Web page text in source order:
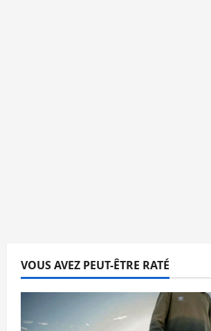
VOUS AVEZ PEUT-ÊTRE RATÉ